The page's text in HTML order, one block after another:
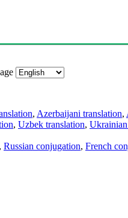
, Azerbaijani translation,
, Uzbek translation,
, Russian conjugation, French